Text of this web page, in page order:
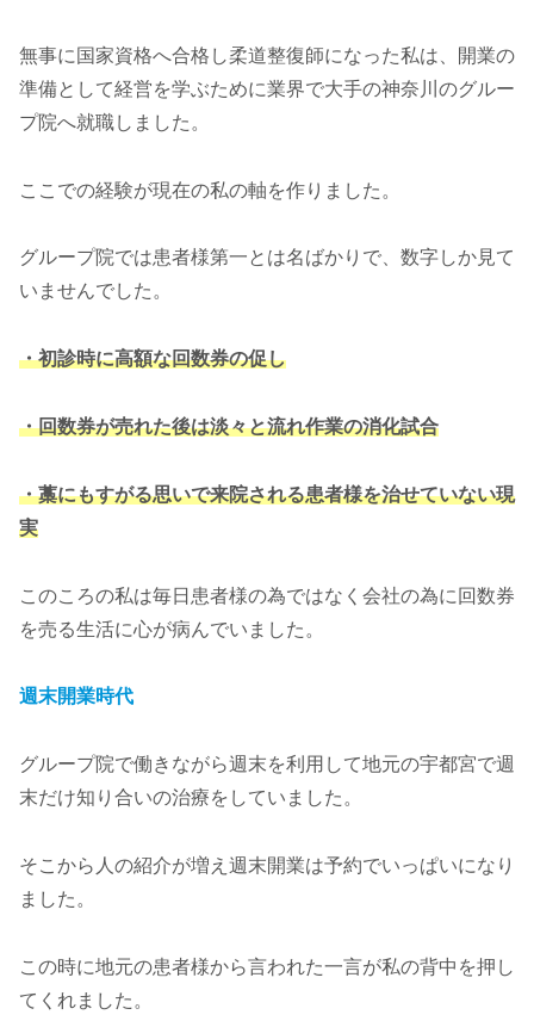
無事に国家資格へ合格し柔道整復師になった私は、開業の
準備として経営を学ぶために業界で大手の神奈川のグルー
プ院へ就職しました。
ここでの経験が現在の私の軸を作りました。
グループ院では患者様第一とは名ばかりで、数字しか見て
いませんでした。
・初診時に高額な回数券の促し
・回数券が売れた後は淡々と流れ作業の消化試合
・藁にもすがる思いで来院される患者様を治せていない現
実
このころの私は毎日患者様の為ではなく会社の為に回数券
を売る生活に心が病んでいました。
週末開業時代
グループ院で働きながら週末を利用して地元の宇都宮で週
末だけ知り合いの治療をしていました。
そこから人の紹介が増え週末開業は予約でいっぱいになり
ました。
この時に地元の患者様から言われた一言が私の背中を押し
てくれました。